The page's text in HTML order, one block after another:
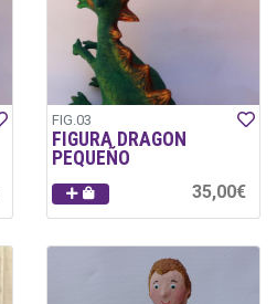
FIG.03
FIGURA DRAGON
PEQUEÑO
35,00€